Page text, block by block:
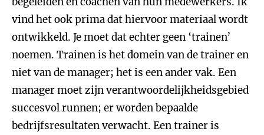
vind het ook prima dat hiervoor materiaal wordt
ontwikkeld. Je moet dat echter geen ‘trainen’
noemen. Trainen is het domein van de trainer en
niet van de manager; het is een ander vak. Een
manager moet zijn verantwoordelijkheidsgebied
succesvol runnen; er worden bepaalde
bedrijfsresultaten verwacht. Een trainer is